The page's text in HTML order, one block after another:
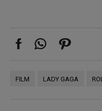
FILM LADY GAGA ROL